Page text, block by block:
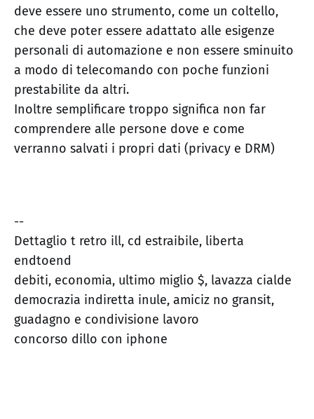
deve essere uno strumento, come un coltello,
che deve poter essere adattato alle esigenze
personali di automazione e non essere sminuito
a modo di telecomando con poche funzioni
prestabilite da altri.
Inoltre semplificare troppo significa non far
comprendere alle persone dove e come
verranno salvati i propri dati (privacy e DRM)
--
Dettaglio t retro ill, cd estraibile, liberta
endtoend
debiti, economia, ultimo miglio $, lavazza cialde
democrazia indiretta inule, amiciz no gransit,
guadagno e condivisione lavoro
concorso dillo con iphone